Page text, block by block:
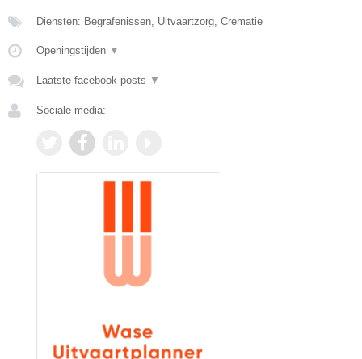
Diensten: Begrafenissen, Uitvaartzorg, Crematie
Openingstijden ▼
Laatste facebook posts ▼
Sociale media: